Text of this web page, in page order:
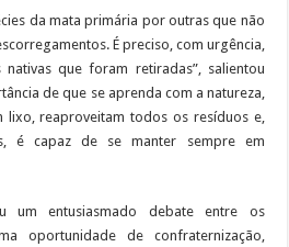
da mata primária por outras que não
É preciso, com urgência,
que foram retiradas”, salientou
de que se aprenda com a natureza,
lixo, reaproveitam todos os resíduos e,
é capaz de se manter sempre em
um entusiasmado debate entre os
oportunidade de confraternização,